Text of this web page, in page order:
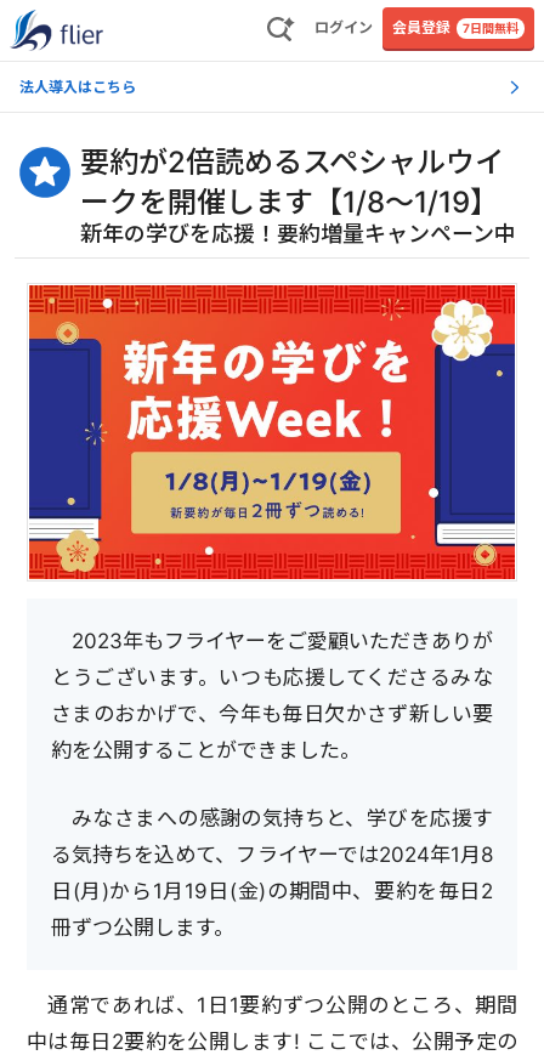
ログイン 会員登録 7日間無料
法人導入はこちら
要約が2倍読めるスペシャルウイ
ークを開催します【1/8～1/19】
新年の学びを応援！要約増量キャンペーン中
2023年もフライヤーをご愛顧いただきありが
とうございます。いつも応援してくださるみな
さまのおかげで、今年も毎日欠かさず新しい要
約を公開することができました。
みなさまへの感謝の気持ちと、学びを応援す
る気持ちを込めて、フライヤーでは2024年1月8
日(月)から1月19日(金)の期間中、要約を毎日2
冊ずつ公開します。
通常であれば、1日1要約ずつ公開のところ、期間
中は毎日2要約を公開します! ここでは、公開予定の